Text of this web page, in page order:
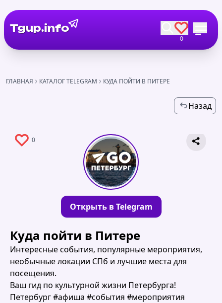
Tgup.info
0
ГЛАВНАЯ КАТАЛОГ TELEGRAM КУДА ПОЙТИ В ПИТЕРЕ
Назад
0
Открыть в Telegram
Куда пойти в Питере
Интересные события, популярные мероприятия,
необычные локации СПб и лучшие места для
посещения.
Ваш гид по культурной жизни Петербурга!
Петербург #афиша #события #мероприятия